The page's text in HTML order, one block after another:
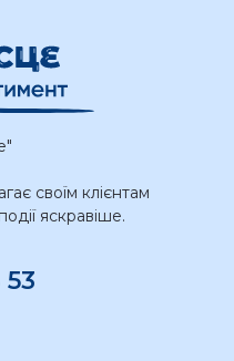
своїм клієнтам
яскравіше.